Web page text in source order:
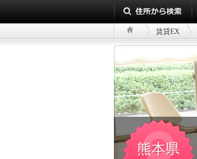
賃貸EX
熊本県